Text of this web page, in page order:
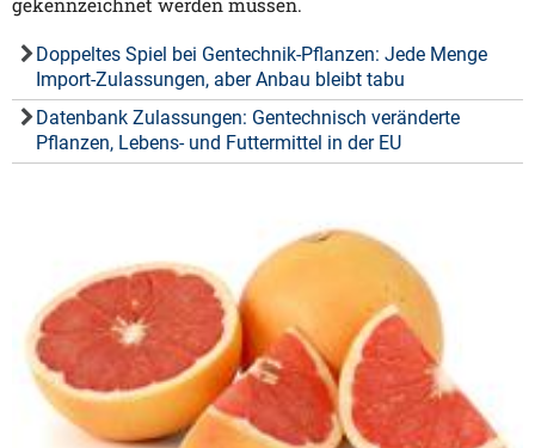
Doppeltes Spiel bei Gentechnik-Pflanzen: Jede Menge
Import-Zulassungen, aber Anbau bleibt tabu
Datenbank Zulassungen: Gentechnisch veränderte
Pflanzen, Lebens- und Futtermittel in der EU